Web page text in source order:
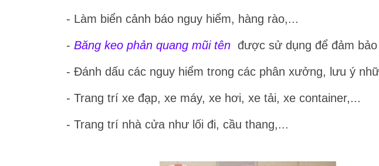
- Làm biển cảnh báo nguy hiểm, hàng rào,...
-Băng keo phản quang mũi tênđược sử dụng để đảm
- Đánh dấu các nguy hiểm trong các phân xưởng, lưu ý
- Trang trí xe đạp, xe máy, xe hơi, xe tải, xe container,...
- Trang trí nhà cửa như lối đi, cầu thang,...